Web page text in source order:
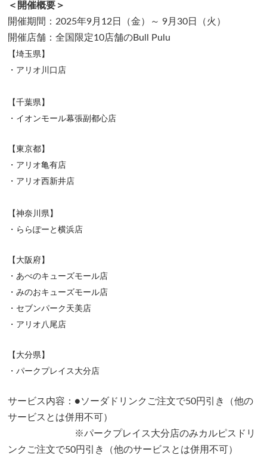
＜開催概要＞
開催期間：2025年9月12日（金）～ 9月30日（火）
開催店舗：全国限定10店舗のBull Pulu
【埼玉県】
・アリオ川口店
【千葉県】
・イオンモール幕張副都心店
【東京都】
・アリオ亀有店
・アリオ西新井店
【神奈川県】
・ららぽーと横浜店
【大阪府】
・あべのキューズモール店
・みのおキューズモール店
・セブンパーク天美店
・アリオ八尾店
【大分県】
・パークプレイス大分店
サービス内容：●ソーダドリンクご注文で50円引き（他の
サービスとは併用不可）
※パークプレイス大分店のみカルピスドリ
ンクご注文で50円引き（他のサービスとは併用不可）